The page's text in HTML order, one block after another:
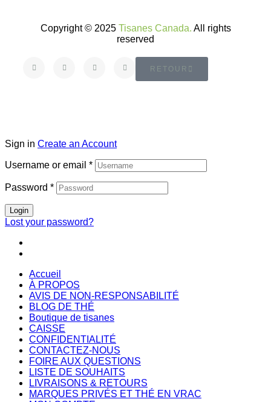
Copyright © 2025 Tisanes Canada. All rights
reserved
RETOUR
Sign in Create an Account
Username or email *
Password *
Login
Lost your password?
Accueil
À PROPOS
AVIS DE NON-RESPONSABILITÉ
BLOG DE THÉ
Boutique de tisanes
CAISSE
CONFIDENTIALITÉ
CONTACTEZ-NOUS
FOIRE AUX QUESTIONS
LISTE DE SOUHAITS
LIVRAISONS & RETOURS
MARQUES PRIVÉS ET THÉ EN VRAC